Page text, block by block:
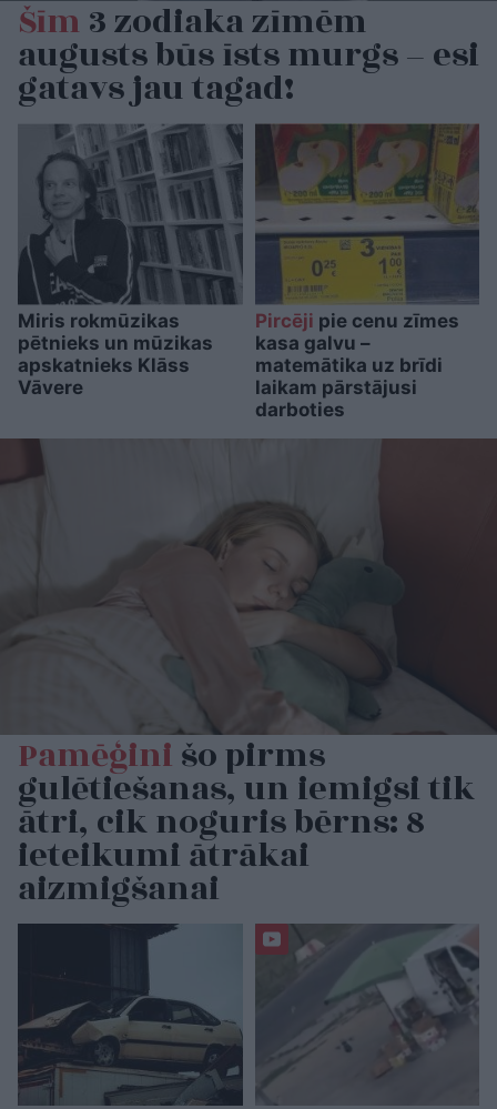
Šīm3 zodiaka zīmēm
augusts būs īsts murgs – esi
gatavs jau tagad!
Miris rokmūzikas
pētnieks un mūzikas
apskatnieks Klāss
Vāvere
Pircēji pie cenu zīmes
kasa galvu –
matemātika uz brīdi
laikam pārstājusi
darboties
Pamēģinišo pirms
gulētiešanas, un iemigsi tik
ātri, cik noguris bērns: 8
ieteikumi ātrākai
aizmigšanai